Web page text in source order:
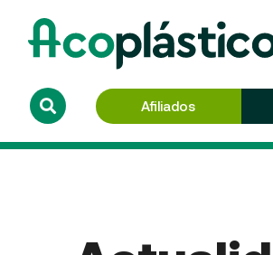
Afiliados